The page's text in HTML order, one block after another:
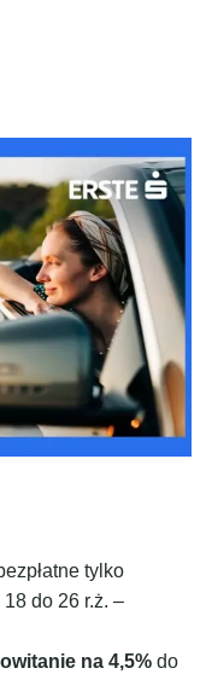
tylko
do 26 r.ż. –
na 4,5% do